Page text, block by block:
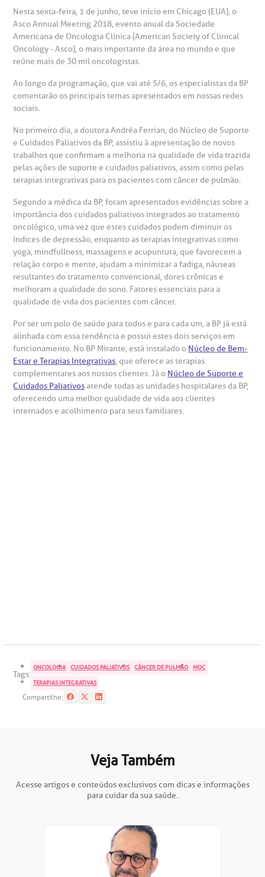
de exames
de Exames
suas dúvidas, registrar suas reclamações ou fazer elogios
relacionados ao nosso atendimento e aos nossos serviços.
Horário de atendimento: 2ª a 6ª feira das 7h às 18h
(11)3505-1000
ouvidoria@bp.org.br
Fale Conosco
Saiba mais
Endereço:
CEP: 01323-001 | Bela Vista
São Paulo - SP
BP Mirante
Saiba mais
Endereço:
R. Martiniano de Carvalho, 965
CEP: 01323-001 | Bela Vista
R. Colômbia, 332
CEP: 01438-000 | Jardim Paulista
São Paulo - SP
de conduta
Financeiras
corporativa
social
a BP
Conosco
de Benchmarking
Telemedicina BP
Teleinterconsulta
Centro de Doenças Autoimunes
de Infarto SUS
de Visita
de cópia de prontuário médico
de orçamento particular
de veracidade de atestado
atendimento
Cirurgia
frequentes
de Excelência em Neurologia e
de Excelência em Ortopedia
especialidades
Nesta sexta-feira, 1 de junho, teve início em Chicago (EUA), o
Asco Annual Meeting 2018, evento anual da Sociedade
Americana de Oncologia Clínica (American Society of Clinical
Oncology - Asco), o mais importante da área no mundo e que
reúne mais de 30 mil oncologistas.
Ao longo da programação, que vai até 5/6, os especialistas da BP
comentarão os principais temas apresentados em nossas redes
sociais.
No primeiro dia, a doutora Andréa Ferrian, do Núcleo de Suporte
e Cuidados Paliativos da BP, assistiu à apresentação de novos
trabalhos que confirmam a melhoria na qualidade de vida trazida
pelas ações de suporte e cuidados paliativos, assim como pelas
terapias integrativas para os pacientes com câncer de pulmão.
Segundo a médica da BP, foram apresentados evidências sobre a
importância dos cuidados paliativos integrados ao tratamento
oncológico, uma vez que estes cuidados podem diminuir os
índices de depressão, enquanto as terapias integrativas como
yoga, mindfullness, massagens e acupuntura, que favorecem a
relação corpo e mente, ajudam a minimizar a fadiga, náuseas
resultantes do tratamento convencional, dores crônicas e
melhoram a qualidade do sono. Fatores essenciais para a
qualidade de vida dos pacientes com câncer.
Por ser um polo de saúde para todos e para cada um, a BP já está
alinhada com essa tendência e possui estes dois serviços em
funcionamento. No BP Mirante, está instalado o Núcleo de Bem-
Estar e Terapias Integrativas, que oferece as terapias
complementares aos nossos clientes. Já o Núcleo de Suporte e
Cuidados Paliativosatende todas as unidades hospitalares da BP,
oferecendo uma melhor qualidade de vida aos clientes
internados e acolhimento para seus familiares.
Tags:
ONCOLOGIA CUIDADOS PALIATIVOS CÂNCER DE PULMÃO
MOC
TERAPIAS INTEGRATIVAS
Compartilhe:
Veja Também
Acesse artigos e conteúdos exclusivos com dicas e informações
para cuidar da sua saúde.